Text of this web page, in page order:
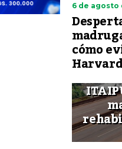
6 de agosto
cómo